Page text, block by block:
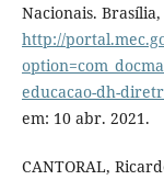
Nacionais.
http://
educacao-dh-
em: 10 abr. 2021.
CANTORAL,